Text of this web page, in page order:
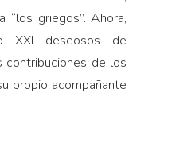
griegos”. Ahora,
XXI deseosos de
contribuciones de los
propio acompañante